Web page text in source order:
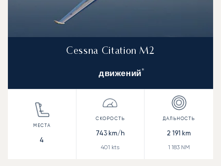
Cessna Citation M2
движений *
4
743km/h
401 kts
2 191 km
1 183NM